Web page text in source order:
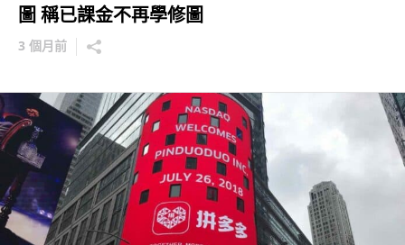
圖 稱已課金不再學修圖
3 個月前